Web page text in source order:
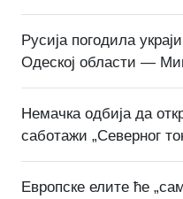
Русија погодила
Одеској области —
Немачка одбија да
саботажи „Северног
Европске елите ће